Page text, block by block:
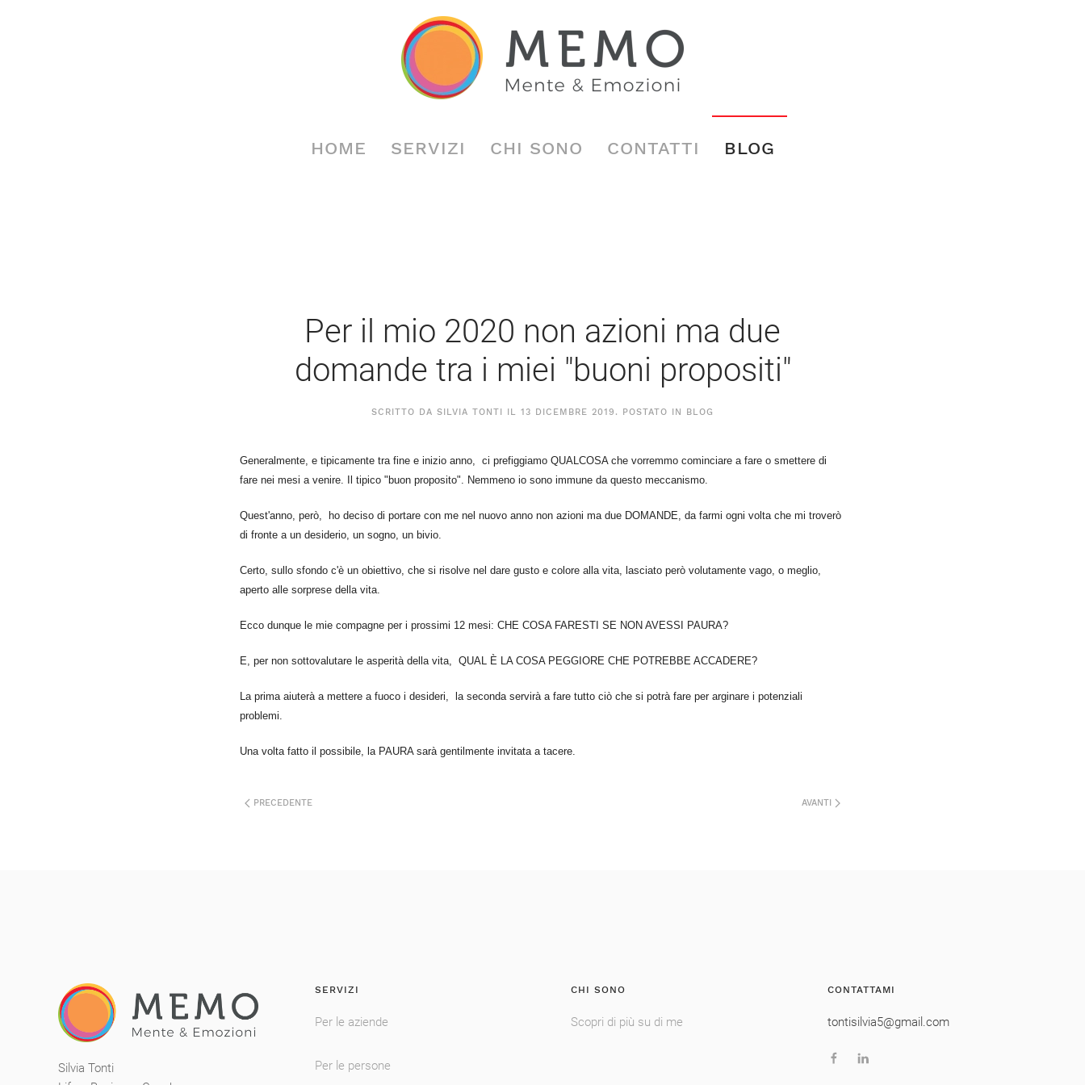
HOME SERVIZI CHI SONO CONTATTI BLOG
Per il mio 2020 non azioni ma due
domande tra i miei "buoni propositi"
SCRITTO DA SILVIA TONTI IL 13 DICEMBRE 2019 . POSTATO IN BLOG
Generalmente, e tipicamente tra fine e inizio anno, ci prefiggiamo QUALCOSA che vorremmo cominciare a fare o smettere di
fare nei mesi a venire. Il tipico "buon proposito". Nemmeno io sono immune da questo meccanismo.
Quest'anno, però, ho deciso di portare con me nel nuovo anno non azioni ma due DOMANDE, da farmi ogni volta che mi troverò
di fronte a un desiderio, un sogno, un bivio.
Certo, sullo sfondo c'è un obiettivo, che si risolve nel dare gusto e colore alla vita, lasciato però volutamente vago, o meglio,
aperto alle sorprese della vita.
Ecco dunque le mie compagne per i prossimi 12 mesi: CHE COSA FARESTI SE NON AVESSI PAURA?
E, per non sottovalutare le asperità della vita, QUAL È LA COSA PEGGIORE CHE POTREBBE ACCADERE?
La prima aiuterà a mettere a fuoco i desideri, la seconda servirà a fare tutto ciò che si potrà fare per arginare i potenziali
problemi.
Una volta fatto il possibile, la PAURA sarà gentilmente invitata a tacere.
PRECEDENTE AVANTI
Silvia Tonti
SERVIZI
Per le aziende
Per le persone
CHI SONO
Scopri di più su di me
CONTATTAMI
tontisilvia5@gmail.com